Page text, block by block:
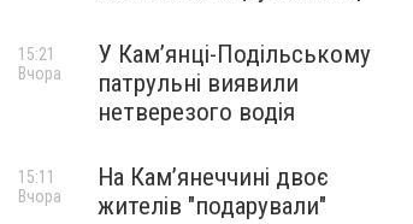
У Кам’янці-Подільському
патрульні виявили
нетверезого водія
15:21
Вчора
На Камʼянеччині двоє
жителів "подарували"
15:11
Вчора